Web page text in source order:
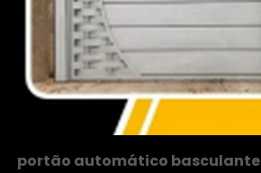
portão automático basculante